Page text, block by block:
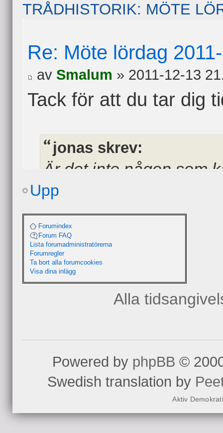
TRÅDHISTORIK: MÖTE
Re: Möte lördag
av Smalum » 2011-12-13
Tack för att du tar dig
jonas skrev:
Är det inte någon som
det? Det måste ju inte
Nej, det är sant.
att boka upp en tid för
det ju vara en poäng
jonas skrev:
Vi behöver fler
Upp
Forumindex
Forum FAQ
Lista forumadministratörerna
Forumregler
Ta bort alla forumcookies
Visa dina inlägg
Alla
Powered by phpBB ©
Swedish translation by
Aktiv Demokrati